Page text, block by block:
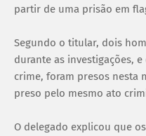
partir de uma prisão em
Segundo o titular, dois
durante as investigações,
crime, foram presos nesta
preso pelo mesmo ato
O delegado explicou que